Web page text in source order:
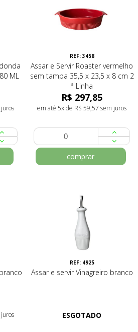
ML
REF: 3458
Assar e Servir Roaster vermelho
sem tampa 35,5 x 23,5 x 8 cm 2
ª Linha
R$ 297,85
em até 5x de R$ 59,57 sem juros
comprar
REF: 4925
Assar e servir Vinagreiro branco
ESGOTADO